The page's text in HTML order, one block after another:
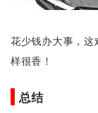
花少钱办大事，这